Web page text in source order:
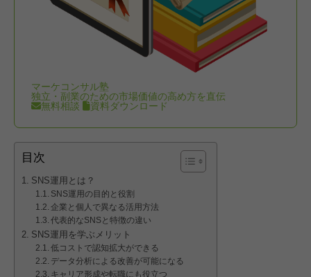
マーケコンサル塾
独立・副業のための市場価値の高め方を直伝
無料相談
資料ダウンロード
目次
SNS運用とは？
SNS運用の目的と役割
企業と個人で異なる活用方法
代表的なSNSと特徴の違い
SNS運用を学ぶメリット
低コストで認知拡大ができる
データ分析による改善が可能になる
キャリア形成や転職にも役立つ